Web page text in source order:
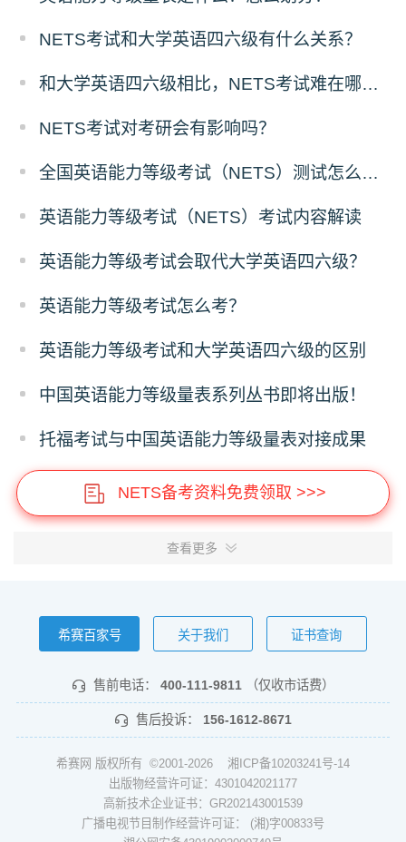
NETS考试和大学英语四六级有什么关系？
和大学英语四六级相比，NETS考试难在哪里？
NETS考试对考研会有影响吗？
全国英语能力等级考试（NETS）测试怎么报名？
英语能力等级考试（NETS）考试内容解读
英语能力等级考试会取代大学英语四六级？
英语能力等级考试怎么考？
英语能力等级考试和大学英语四六级的区别
中国英语能力等级量表系列丛书即将出版！
托福考试与中国英语能力等级量表对接成果
NETS备考资料免费领取 >>>
查看更多
希赛百家号 关于我们 证书查询
售前电话： 400-111-9811 （仅收市话费）
售后投诉： 156-1612-8671
希赛网 版权所有 ©2001-2026 湘ICP备10203241号-14
出版物经营许可证：4301042021177
高新技术企业证书：GR202143001539
广播电视节目制作经营许可证： (湘)字00833号